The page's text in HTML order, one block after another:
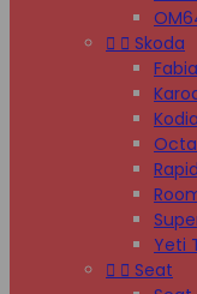
  Skoda
Yeti
  Seat